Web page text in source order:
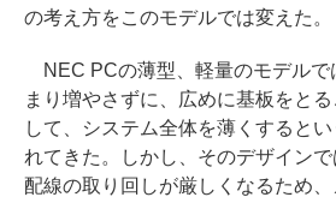
の考え方をこのモデルでは変えた。
NEC PCの薄型、軽量のモデルで
まり増やさずに、広めに基板をと
して、システム全体を薄くすると
れてきた。しかし、そのデザイン
配線の取り回しが厳しくなるため